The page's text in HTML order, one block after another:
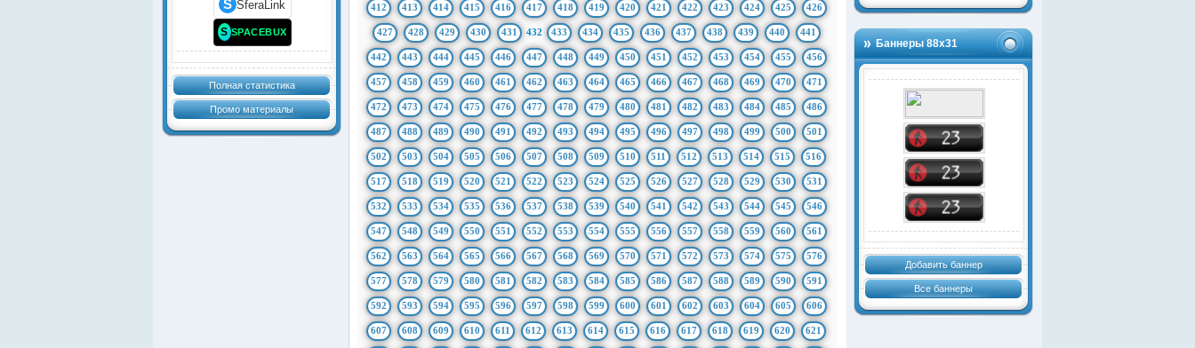
S SferaLink
S SPACEBUX
Полная статистика
Промо материалы
Баннеры 88х31
Добавить баннер
Все баннеры
412 413 414 415 416 417 418 419 420 421 422 423 424 425 426
427 428 429 430 431 432 433 434 435 436 437 438 439 440 441
442 443 444 445 446 447 448 449 450 451 452 453 454 455 456
457 458 459 460 461 462 463 464 465 466 467 468 469 470 471
472 473 474 475 476 477 478 479 480 481 482 483 484 485 486
487 488 489 490 491 492 493 494 495 496 497 498 499 500 501
502 503 504 505 506 507 508 509 510 511 512 513 514 515 516
517 518 519 520 521 522 523 524 525 526 527 528 529 530 531
532 533 534 535 536 537 538 539 540 541 542 543 544 545 546
547 548 549 550 551 552 553 554 555 556 557 558 559 560 561
562 563 564 565 566 567 568 569 570 571 572 573 574 575 576
577 578 579 580 581 582 583 584 585 586 587 588 589 590 591
592 593 594 595 596 597 598 599 600 601 602 603 604 605 606
607 608 609 610 611 612 613 614 615 616 617 618 619 620 621